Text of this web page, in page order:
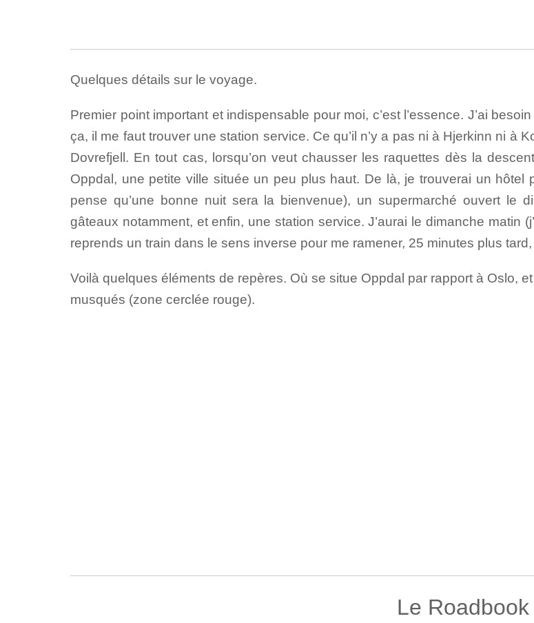
Quelques détails sur le voyage.
Premier point important et indispensable pour moi, c’est l’essence. J’ai
ça, il me faut trouver une station service. Ce qu’il n’y a pas ni à Hjerkinn ni à
Dovrefjell. En tout cas, lorsqu’on veut chausser les raquettes dès la
Oppdal, une petite ville située un peu plus haut. De là, je trouverai un
pense qu’une bonne nuit sera la bienvenue), un supermarché ouvert le
gâteaux notamment, et enfin, une station service. J’aurai le dimanche matin
reprends un train dans le sens inverse pour me ramener, 25 minutes plus
Voilà quelques éléments de repères. Où se situe Oppdal par rapport à Oslo,
musqués (zone cerclée rouge).
Le Roadbook